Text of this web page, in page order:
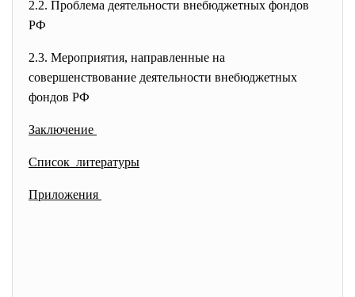
2.2. Проблема деятельности внебюджетных фондов
РФ
2.3. Мероприятия, направленные на
совершенствование деятельности внебюджетных
фондов РФ
Заключение
Список литературы
Приложения